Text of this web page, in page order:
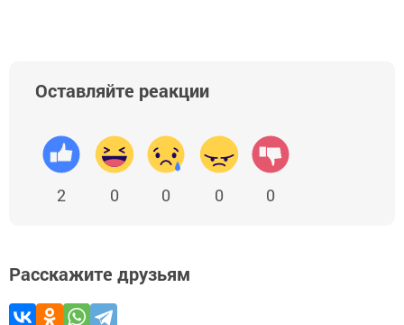
Оставляйте реакции
2 0 0 0 0
Расскажите друзьям